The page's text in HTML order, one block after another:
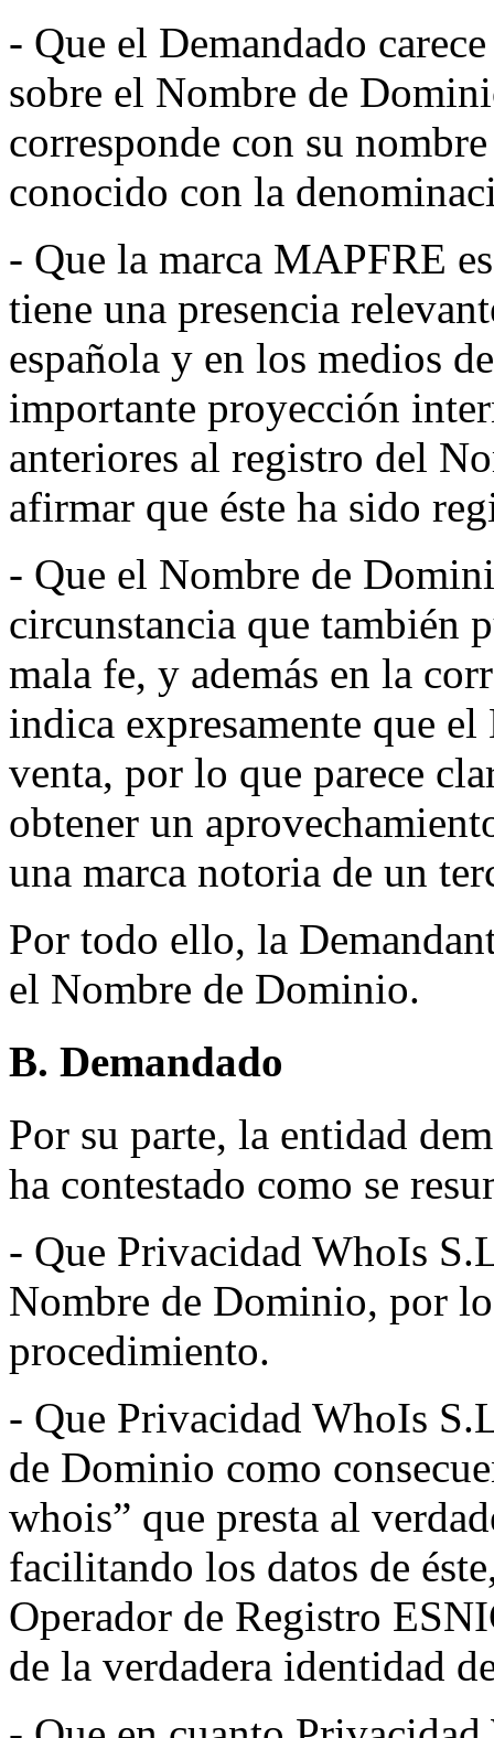
- Que el Demandado
sobre el Nombre de
corresponde con su
conocido con la
- Que la marca MAPFRE
tiene una presencia
española y en los medios
importante proyección
anteriores al registro del
afirmar que éste ha sido
- Que el Nombre de
circunstancia que también
mala fe, y además en la
indica expresamente que
venta, por lo que parece
obtener un
una marca notoria de un
Por todo ello, la
el Nombre de Dominio.
B. Demandado
Por su parte, la entidad
ha contestado como se
- Que Privacidad WhoIs
Nombre de Dominio, por
procedimiento.
- Que Privacidad WhoIs
de Dominio como
whois” que presta al
facilitando los datos de
Operador de Registro
de la verdadera identidad